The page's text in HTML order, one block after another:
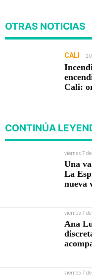
OTRAS NOTICIAS
CALI
Cali:
CONTINÚA
viernes 7
Una
La
nueva
viernes 7
Ana
viernes 7